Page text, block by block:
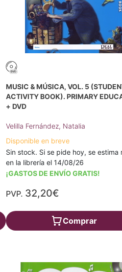
MUSIC & MÚSICA, VOL. 5
ACTIVITY BOOK). PRIMARY
+ DVD
Velilla Fernández, Natalia
Disponible en breve
Sin stock. Si se pide hoy, se estima
en la librería el 14/08/26
¡GASTOS DE ENVÍO GRATIS!
PVP. 32,20€
Comprar